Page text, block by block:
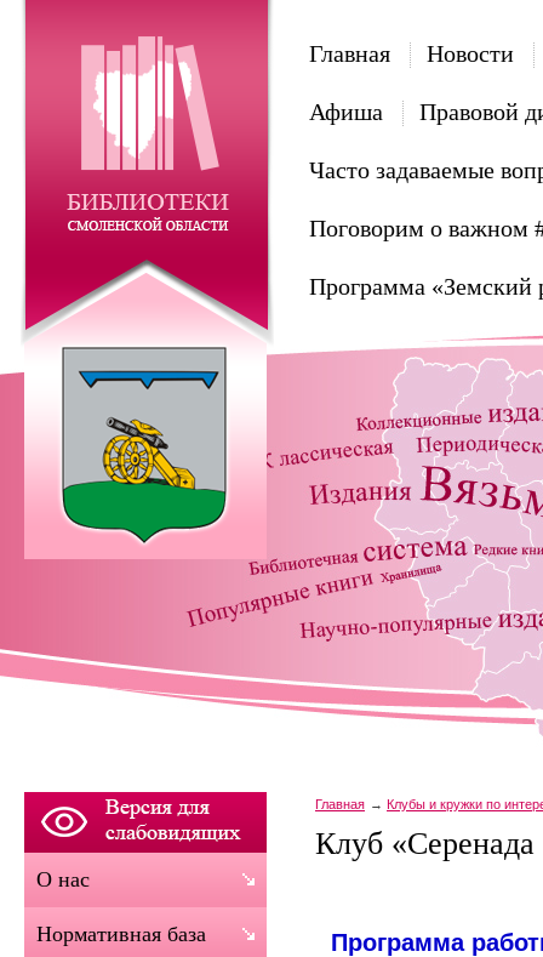
Главная Новости
Афиша Правовой
Часто задаваемые
Поговорим о важном
Программа «Земский
Главная Клубы и кружки по
Клуб
Программа
О нас
Нормативная база